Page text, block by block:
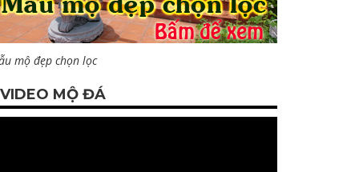
mộ đẹp chọn lọc
VIDEO MỘ ĐÁ